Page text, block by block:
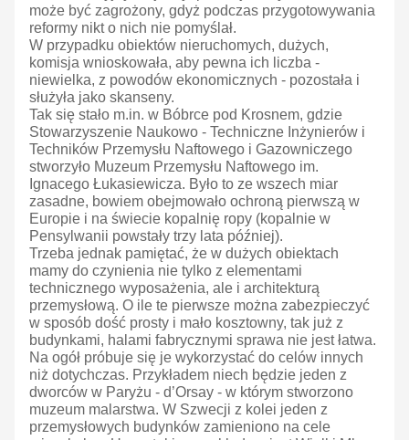
może być zagrożony, gdyż podczas przygotowywania
reformy nikt o nich nie pomyślał.
W przypadku obiektów nieruchomych, dużych,
komisja wnioskowała, aby pewna ich liczba -
niewielka, z powodów ekonomicznych - pozostała i
służyła jako skanseny.
Tak się stało m.in. w Bóbrce pod Krosnem, gdzie
Stowarzyszenie Naukowo - Techniczne Inżynierów i
Techników Przemysłu Naftowego i Gazowniczego
stworzyło Muzeum Przemysłu Naftowego im.
Ignacego Łukasiewicza. Było to ze wszech miar
zasadne, bowiem obejmowało ochroną pierwszą w
Europie i na świecie kopalnię ropy (kopalnie w
Pensylwanii powstały trzy lata później).
Trzeba jednak pamiętać, że w dużych obiektach
mamy do czynienia nie tylko z elementami
technicznego wyposażenia, ale i architekturą
przemysłową. O ile te pierwsze można zabezpieczyć
w sposób dość prosty i mało kosztowny, tak już z
budynkami, halami fabrycznymi sprawa nie jest łatwa.
Na ogół próbuje się je wykorzystać do celów innych
niż dotychczas. Przykładem niech będzie jeden z
dworców w Paryżu - d’Orsay - w którym stworzono
muzeum malarstwa. W Szwecji z kolei jeden z
przemysłowych budynków zamieniono na cele